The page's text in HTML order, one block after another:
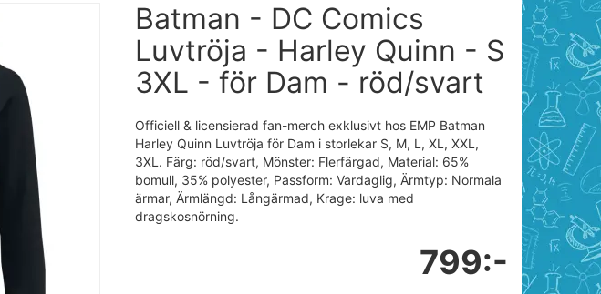
Batman - DC Comics
Luvtröja - Harley Quinn - S
3XL - för Dam - röd/svart
Officiell & licensierad fan-merch exklusivt hos EMP Batman
Harley Quinn Luvtröja för Dam i storlekar S, M, L, XL, XXL,
3XL. Färg: röd/svart, Mönster: Flerfärgad, Material: 65%
bomull, 35% polyester, Passform: Vardaglig, Ärmtyp: Normala
ärmar, Ärmlängd: Långärmad, Krage: luva med
dragskosnörning.
799:-